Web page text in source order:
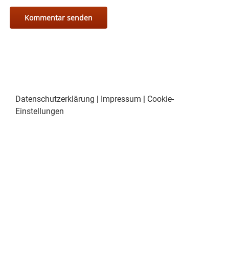
Datenschutzerklärung | Impressum | Cookie-
Einstellungen